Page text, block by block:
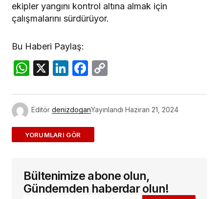
ekipler yangını kontrol altına almak için
çalışmalarını sürdürüyor.
Bu Haberi Paylaş:
WhatsApp
X LinkedIn
Facebook
Editör denizdoganYayınlandı Haziran 21, 2024
ADD A COMMENT
E-posta adresiniz yayınlanmayacak.
alanlar*ile işaretlenmişlerdir
Bültenimize abone olun,
Gündemden haberdar olun!